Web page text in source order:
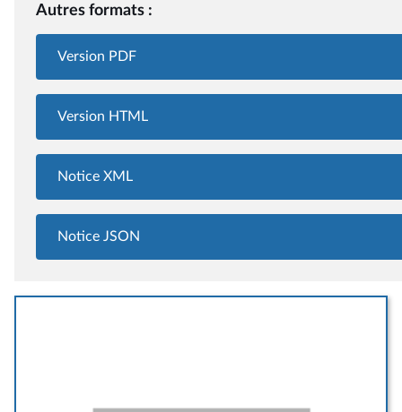
Autres formats :
Version PDF
Version HTML
Notice XML
Notice JSON